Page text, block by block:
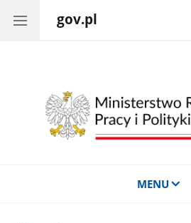
gov.pl
MENU